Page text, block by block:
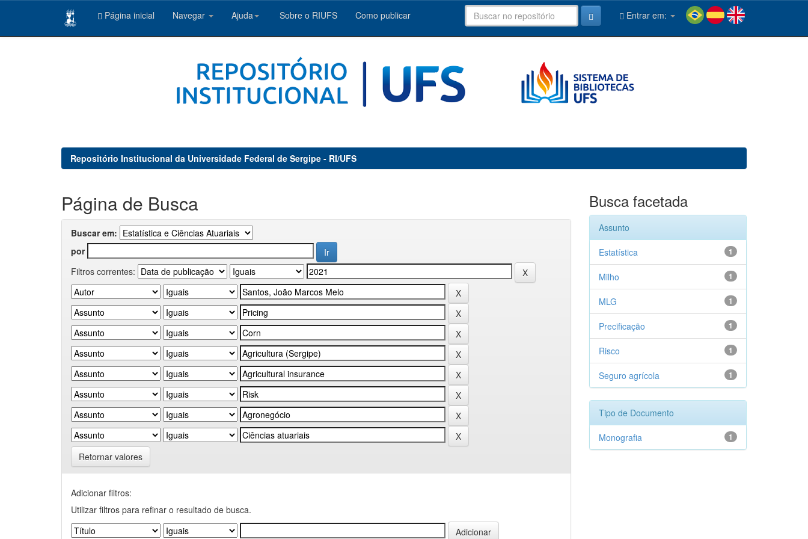
Página inicial Navegar Ajuda Sobre o RIUFS Como publicar Entrar em:
Repositório Institucional da Universidade Federal de Sergipe - RI/UFS
Página de Busca
Buscar em:
por
Filtros correntes:
Retornar valores
Adicionar filtros:
Utilizar filtros para refinar o resultado de busca.
Busca facetada
Assunto
1
Estatística
1
Milho
1
MLG
1
Precificação
1
Risco
1
Seguro agrícola
Tipo de Documento
1
Monografia